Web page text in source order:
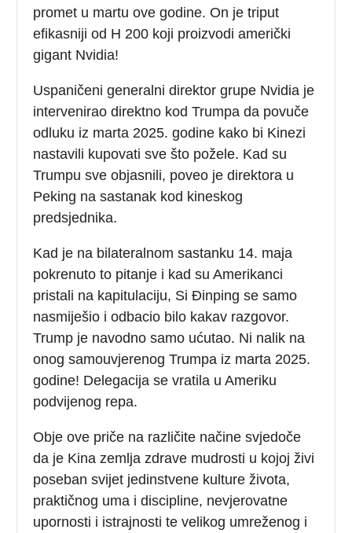
promet u martu ove godine. On je triput
efikasniji od H 200 koji proizvodi američki
gigant Nvidia!
Uspaničeni generalni direktor grupe Nvidia je
intervenirao direktno kod Trumpa da povuče
odluku iz marta 2025. godine kako bi Kinezi
nastavili kupovati sve što požele. Kad su
Trumpu sve objasnili, poveo je direktora u
Peking na sastanak kod kineskog
predsjednika.
Kad je na bilateralnom sastanku 14. maja
pokrenuto to pitanje i kad su Amerikanci
pristali na kapitulaciju, Si Đinping se samo
nasmiješio i odbacio bilo kakav razgovor.
Trump je navodno samo ućutao. Ni nalik na
onog samouvjerenog Trumpa iz marta 2025.
godine! Delegacija se vratila u Ameriku
podvijenog repa.
Obje ove priče na različite načine svjedoče
da je Kina zemlja zdrave mudrosti u kojoj živi
poseban svijet jedinstvene kulture života,
praktičnog uma i discipline, nevjerovatne
upornosti i istrajnosti te velikog umreženog i